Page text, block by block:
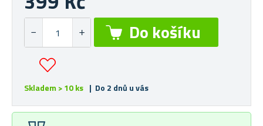
Skladem > 10 ks | Do 2 dnů u vás